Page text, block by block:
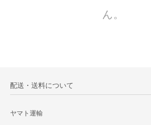
ん。
配送・送料について
ヤマト運輸